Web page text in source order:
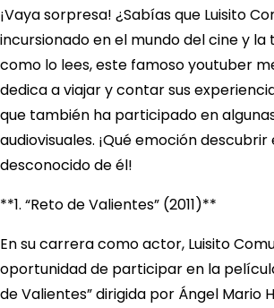
¡Vaya sorpresa! ¿Sabías que Luisito
incursionado en el mundo del cine y la
como lo lees, este famoso youtuber
dedica a viajar y contar sus
que también ha participado en
audiovisuales. ¡Qué emoción
desconocido de él!
**1. “Reto de Valientes” (2011)**
En su carrera como actor, Luisito
oportunidad de participar en la
de Valientes” dirigida por Ángel Mario